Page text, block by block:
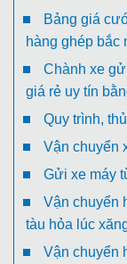
Bảng giá
hàng ghép bắc
Chành xe
giá rẻ uy tín
Quy trình,
Vận chuyển
Gửi xe máy
Vận chuyển
tàu hỏa lúc
Vận chuyển